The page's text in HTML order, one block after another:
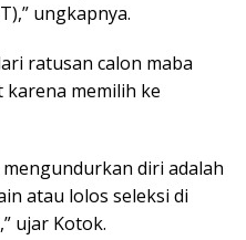
ungkapnya.
ratusan calon maba
memilih ke
diri adalah
atau lolos seleksi di
ujar Kotok.